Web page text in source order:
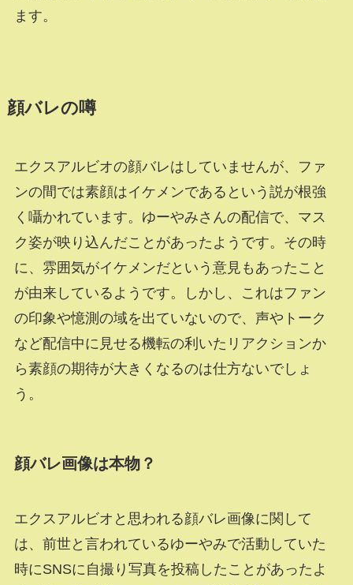
ます。
顔バレの噂
エクスアルビオの顔バレはしていませんが、ファ
ンの間では素顔はイケメンであるという説が根強
く囁かれています。ゆーやみさんの配信で、マス
ク姿が映り込んだことがあったようです。その時
に、雰囲気がイケメンだという意見もあったこと
が由来しているようです。しかし、これはファン
の印象や憶測の域を出ていないので、声やトーク
など配信中に見せる機転の利いたリアクションか
ら素顔の期待が大きくなるのは仕方ないでしょ
う。
顔バレ画像は本物？
エクスアルビオと思われる顔バレ画像に関して
は、前世と言われているゆーやみで活動していた
時にSNSに自撮り写真を投稿したことがあったよ